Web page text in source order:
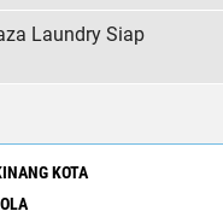
Laundry Siap
KOTA